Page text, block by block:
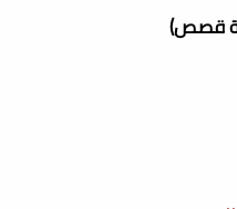
قصص)